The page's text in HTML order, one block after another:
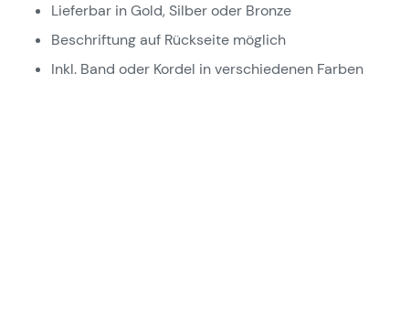
Lieferbar in Gold, Silber oder Bronze
Beschriftung auf Rückseite möglich
Inkl. Band oder Kordel in verschiedenen Farben